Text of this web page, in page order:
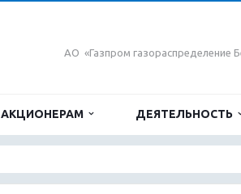
АО «Газпром газораспределение
АКЦИОНЕРАМ ДЕЯТЕЛЬНОСТЬ